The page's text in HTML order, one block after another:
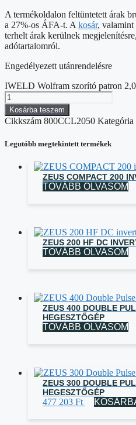
A termékoldalon feltüntetett árak
a 27%-os ÁFA-t. A kosár, valamint
terhelt árak kerülnek
adótartalomról.
Engedélyezett utánrendelésre
IWELD Wolfram szorító patron
Kosárba teszem
Cikkszám 800CCL2050 Kategória
Legutóbb megtekintett termékek
ZEUS COMPACT 200
TOVÁBB OLVASOM
ZEUS 200 HF DC
TOVÁBB OLVASOM
ZEUS 400 DOUBLE
HEGESZTŐGÉP
TOVÁBB OLVASOM
ZEUS 300 DOUBLE
HEGESZTŐGÉP
477 203 Ft